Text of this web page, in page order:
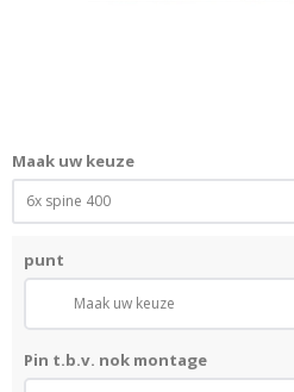
Maak uw keuze
6x spine 400
punt
Maak uw keuze
Pin t.b.v. nok montage